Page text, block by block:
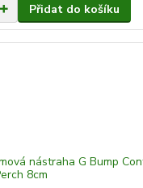
Přidat do košíku